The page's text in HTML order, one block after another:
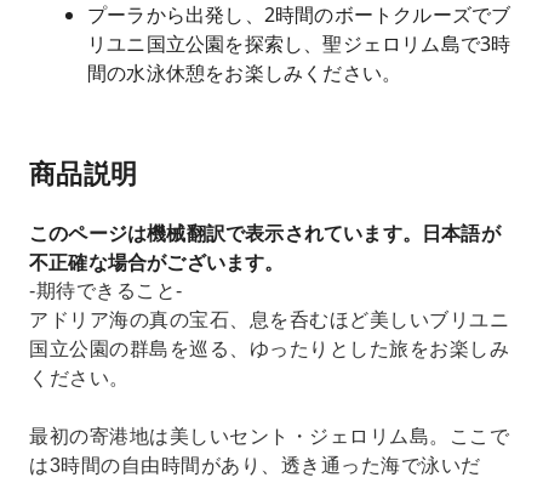
プーラから出発し、2時間のボートクルーズでブ
リユニ国立公園を探索し、聖ジェロリム島で3時
間の水泳休憩をお楽しみください。
商品説明
このページは機械翻訳で表示されています。日本語が
不正確な場合がございます。
-期待できること-
アドリア海の真の宝石、息を呑むほど美しいブリユニ
国立公園の群島を巡る、ゆったりとした旅をお楽しみ
ください。
最初の寄港地は美しいセント・ジェロリム島。ここで
は3時間の自由時間があり、透き通った海で泳いだ